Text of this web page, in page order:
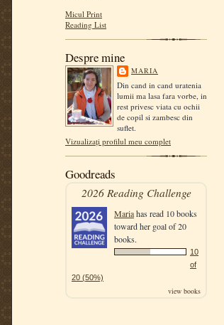
Micul Print
Reading List
Despre mine
MARIA
Din cand in cand uratenia
lumii ma lasa fara vorbe, in
rest privesc viata cu ochii
de copil si zambesc din
suflet.
Vizualizați profilul meu complet
Goodreads
2026 Reading Challenge
Mariahas read 10 books
toward her goal of 20
books.
10
of
20 (50%)
view books